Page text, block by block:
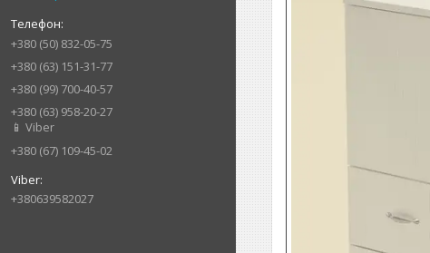
+380 (50) 832-05-75
+380 (63) 151-31-77
+380 (99) 700-40-57
+380 (63) 958-20-27
📱 Viber
+380 (67) 109-45-02
+380639582027